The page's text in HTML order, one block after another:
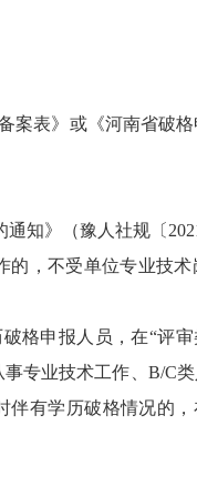
案表》或《河南省破
知》（豫人社规〔
，不受单位专业技术
格申报人员，在“评审
专业技术工作、B/C
伴有学历破格情况的，